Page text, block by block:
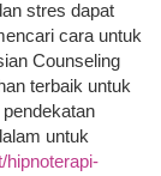
stres dapat
cara untuk
Counseling
terbaik untuk
untuk
hipnoterapi-